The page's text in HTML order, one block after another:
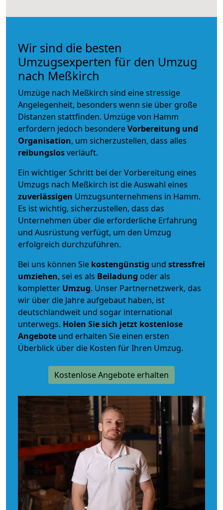
Wir sind die besten
Umzugsexperten für den Umzug
nach Meßkirch
Umzüge nach Meßkirch sind eine stressige
Angelegenheit, besonders wenn sie über große
Distanzen stattfinden. Umzüge von Hamm
erfordern jedoch besondereVorbereitung und
Organisation, um sicherzustellen, dass alles
reibungslosverläuft.
Ein wichtiger Schritt bei der Vorbereitung eines
Umzugs nach Meßkirch ist die Auswahl eines
zuverlässigen Umzugsunternehmens in Hamm.
Es ist wichtig, sicherzustellen, dass das
Unternehmen über die erforderliche Erfahrung
und Ausrüstung verfügt, um den Umzug
erfolgreich durchzuführen.
Bei uns können Sie kostengünstig und stressfrei
umziehen, sei es als Beiladung oder als
kompletter Umzug. Unser Partnernetzwerk, das
wir über die Jahre aufgebaut haben, ist
deutschlandweit und sogar international
unterwegs. Holen Sie sich jetzt kostenlose
Angebote und erhalten Sie einen ersten
Überblick über die Kosten für Ihren Umzug.
Kostenlose Angebote erhalten